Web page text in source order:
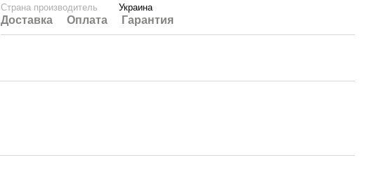
Страна производитель
Украина
Доставка Оплата Гарантия